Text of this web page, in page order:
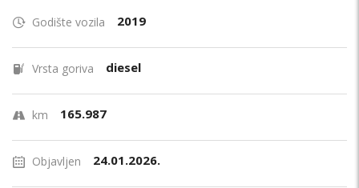
Godište vozila 2019
Vrsta goriva diesel
km 165.987
Objavljen 24.01.2026.